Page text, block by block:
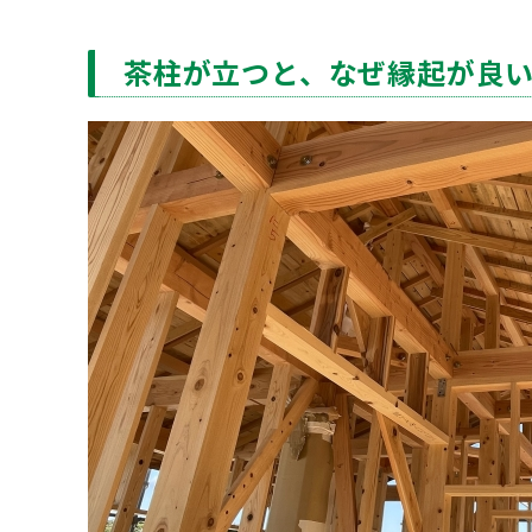
茶柱が立つと、なぜ縁起が良